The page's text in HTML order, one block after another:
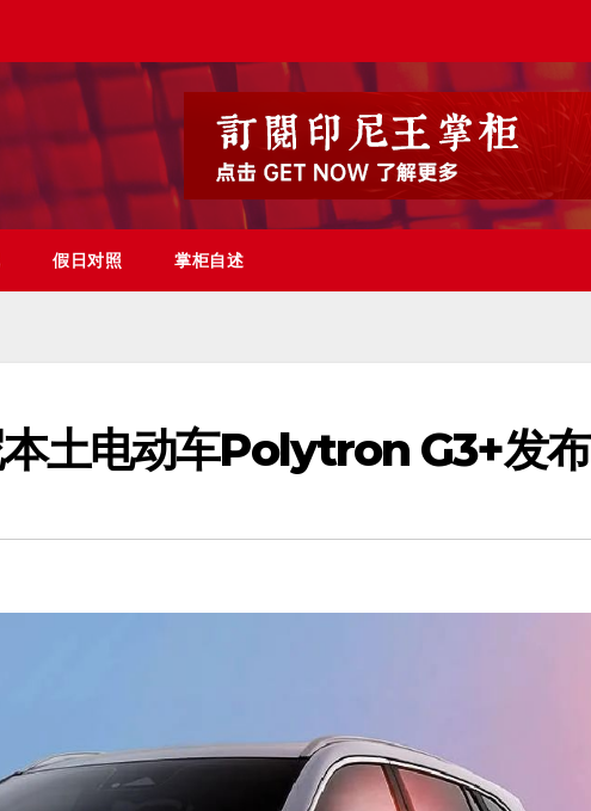
假日对照 掌柜自述
土电动车Polytron G3+发布